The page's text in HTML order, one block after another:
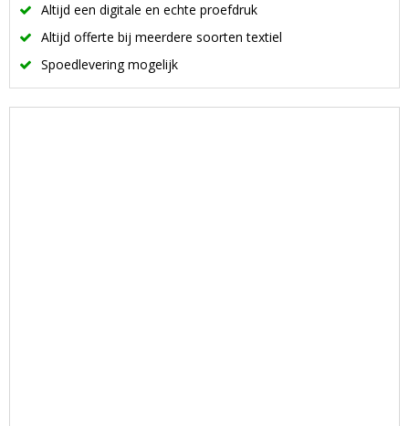
Altijd een digitale en echte proefdruk
Altijd offerte bij meerdere soorten textiel
Spoedlevering mogelijk